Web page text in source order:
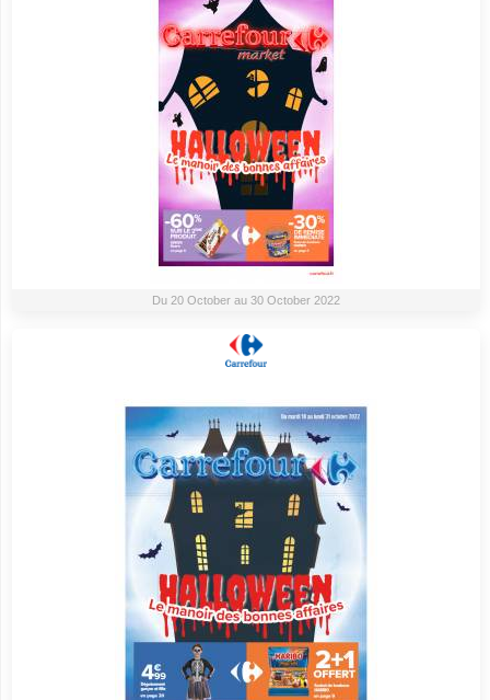
Du 20 October au 30 October 2022